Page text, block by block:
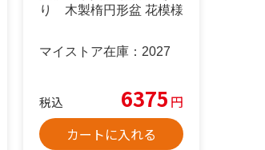
り 木製楕円形盆 花模様
マイストア在庫： 2027
税込 6375 円
カートに入れる